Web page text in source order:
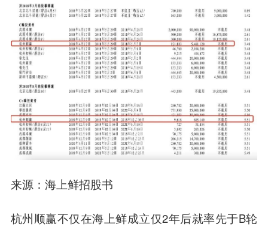
来源：海上鲜招股书
杭州顺赢不仅在海上鲜成立仅2年后就率先于B轮